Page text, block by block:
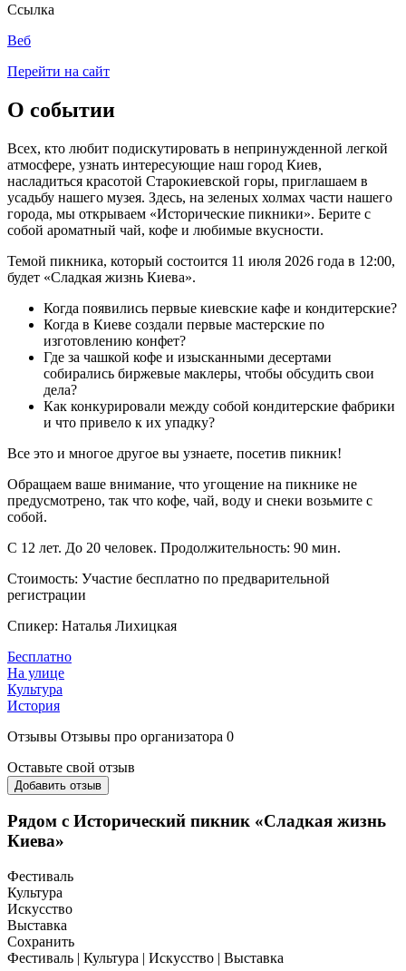
Ссылка
Веб
Перейти на сайт
О событии
Всех, кто любит подискутировать в непринужденной легкой
атмосфере, узнать интересующие наш город Киев,
насладиться красотой Старокиевской горы, приглашаем в
усадьбу нашего музея. Здесь, на зеленых холмах части нашего
города, мы открываем «Исторические пикники». Берите с
собой ароматный чай, кофе и любимые вкусности.
Темой пикника, который состоится 11 июля 2026 года в 12:00,
будет «Сладкая жизнь Киева».
Когда появились первые киевские кафе и кондитерские?
Когда в Киеве создали первые мастерские по
изготовлению конфет?
Где за чашкой кофе и изысканными десертами
собирались биржевые маклеры, чтобы обсудить свои
дела?
Как конкурировали между собой кондитерские фабрики
и что привело к их упадку?
Все это и многое другое вы узнаете, посетив пикник!
Обращаем ваше внимание, что угощение на пикнике не
предусмотрено, так что кофе, чай, воду и снеки возьмите с
собой.
С 12 лет. До 20 человек. Продолжительность: 90 мин.
Стоимость: Участие бесплатно по предварительной
регистрации
Спикер: Наталья Лихицкая
Бесплатно
На улице
Культура
История
Отзывы Отзывы про организатора 0
Оставьте свой отзыв
Добавить отзыв
Рядом с Исторический пикник «Сладкая жизнь
Киева»
Фестиваль
Культура
Искусство
Выставка
Сохранить
Фестиваль | Культура | Искусство | Выставка